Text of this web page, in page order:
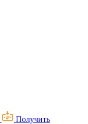
Получить